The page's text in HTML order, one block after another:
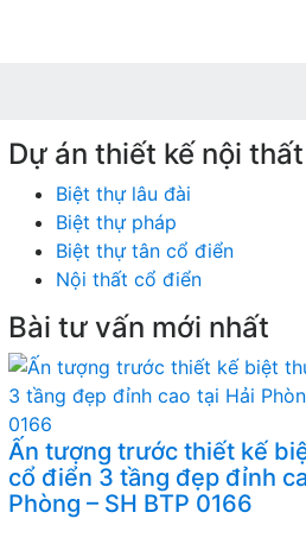
Dự án thiết kế nội thất
Biệt thự lâu đài
Biệt thự pháp
Biệt thự tân cổ điển
Nội thất cổ điển
Bài tư vấn mới nhất
Ấn tượng trước thiết kế
cổ điển 3 tầng đẹp đỉnh
Phòng – SH BTP 0166